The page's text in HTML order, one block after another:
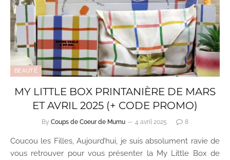
BEAUTÉ
MY LITTLE BOX PRINTANIÈRE DE MARS
ET AVRIL 2025 (+ CODE PROMO)
By Coups de Coeur de Mumu 4 avril 2025 8
Coucou les Filles, Aujourd’hui, je suis absolument ravie de
vous retrouver pour vous présenter la My Little Box de